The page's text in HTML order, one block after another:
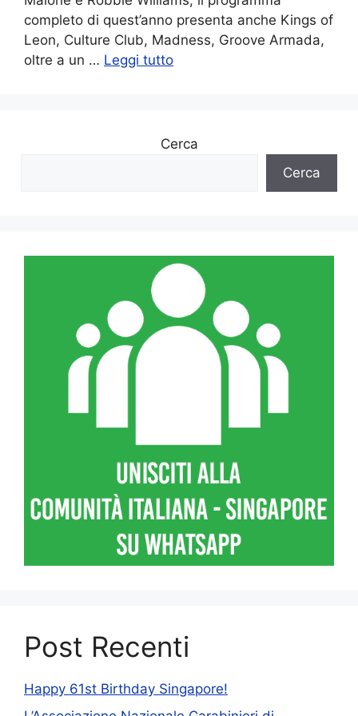
completo di quest’anno presenta anche Kings of
Leon, Culture Club, Madness, Groove Armada,
oltre a un … Leggi tutto
Cerca
Cerca
Post Recenti
Happy 61st Birthday Singapore!